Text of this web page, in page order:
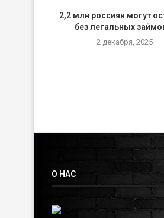
2,2 млн россиян могут
без легальных
2 декабря, 2025
О НАС